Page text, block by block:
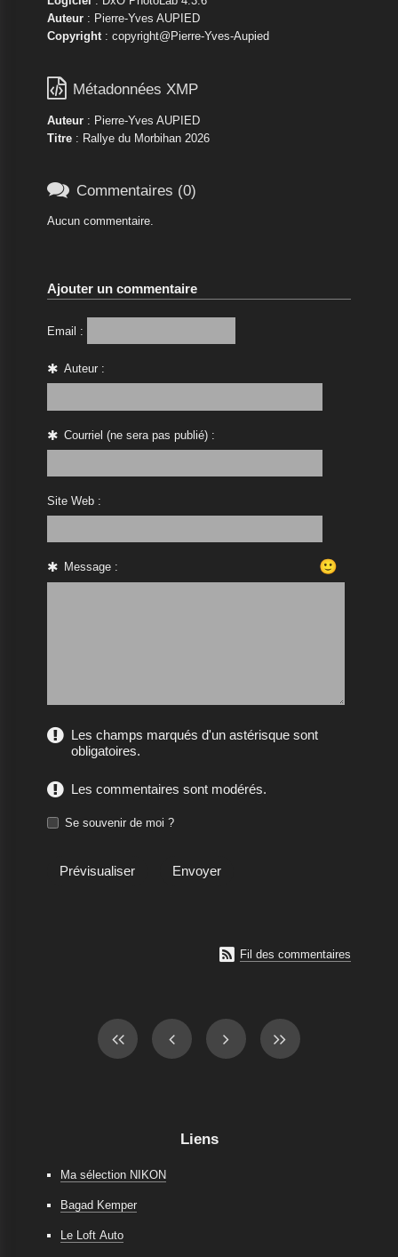
Auteur: Pierre-Yves AUPIED
Copyright: copyright@Pierre-Yves-Aupied
 Métadonnées XMP
Auteur: Pierre-Yves AUPIED
Titre: Rallye du Morbihan 2026
 Commentaires (0)
Aucun commentaire.
Ajouter un commentaire
Email :
Auteur :
Courriel (ne sera pas publié) :
Site Web :
Message : 🙂
Les champs marqués d'un astérisque sont
obligatoires.
Les commentaires sont modérés.
Se souvenir de moi ?
 Fil des commentaires
Liens
Ma sélection NIKON
Bagad Kemper
Le Loft Auto